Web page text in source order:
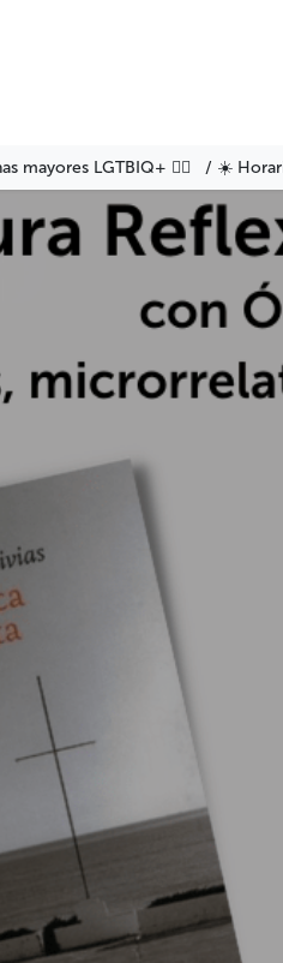
mayores LGTBIQ+ 🏳️‍🌈 / ☀️